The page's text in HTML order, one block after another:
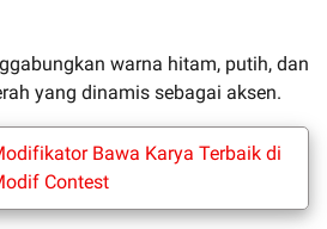
warna hitam, putih, dan
yang dinamis sebagai aksen.
Bawa Karya Terbaik di
Contest